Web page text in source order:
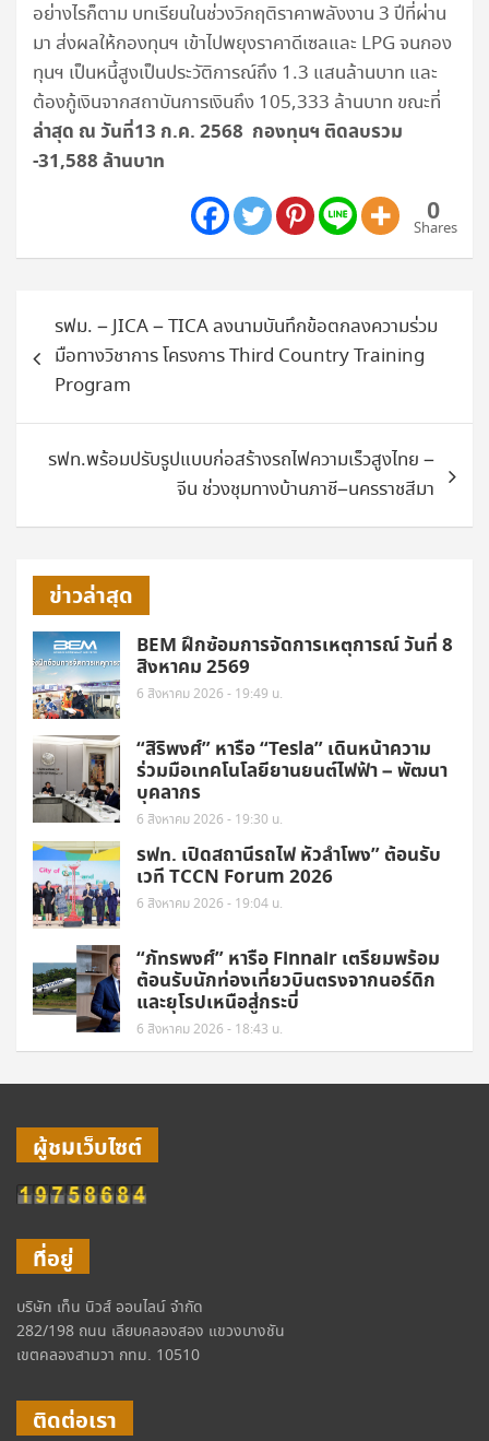
อย่างไรก็ตาม บทเรียนในช่วงวิกฤติราคาพลังงาน 3 ปีที่ผ่าน
มา ส่งผลให้กองทุนฯ เข้าไปพยุงราคาดีเซลและ LPG จนกอง
ทุนฯ เป็นหนี้สูงเป็นประวัติการณ์ถึง 1.3 แสนล้านบาท และ
ต้องกู้เงินจากสถาบันการเงินถึง 105,333 ล้านบาท ขณะที่
ล่าสุด ณ วันที่13 ก.ค. 2568 กองทุนฯ ติดลบรวม
-31,588 ล้านบาท
0
Shares
แนะแนว
เรื่องรฟม. – JICA – TICA ลงนามบันทึกข้อตกลงความร่วม
มือทางวิชาการ โครงการ Third Country Training
Program
รฟท.พร้อมปรับรูปแบบก่อสร้างรถไฟความเร็วสูงไทย –
จีน ช่วงชุมทางบ้านภาชี–นครราชสีมา
ข่าวล่าสุด
BEM ฝึกซ้อมการจัดการเหตุการณ์ วันที่ 8
สิงหาคม 2569
6 สิงหาคม 2026 - 19:49 น.
“สิริพงศ์” หารือ “Tesla” เดินหน้าความ
ร่วมมือเทคโนโลยียานยนต์ไฟฟ้า – พัฒนา
บุคลากร
6 สิงหาคม 2026 - 19:30 น.
รฟท. เปิดสถานีรถไฟ หัวลำโพง” ต้อนรับ
เวที TCCN Forum 2026
6 สิงหาคม 2026 - 19:04 น.
“ภัทรพงศ์” หารือ Finnair เตรียมพร้อม
ต้อนรับนักท่องเที่ยวบินตรงจากนอร์ดิก
และยุโรปเหนือสู่กระบี่
6 สิงหาคม 2026 - 18:43 น.
ผู้ชมเว็บไซต์
ที่อยู่
บริษัท เท็น นิวส์ ออนไลน์ จำกัด
282/198 ถนน เลียบคลองสอง แขวงบางชัน
เขตคลองสามวา กทม. 10510
ติดต่อเรา